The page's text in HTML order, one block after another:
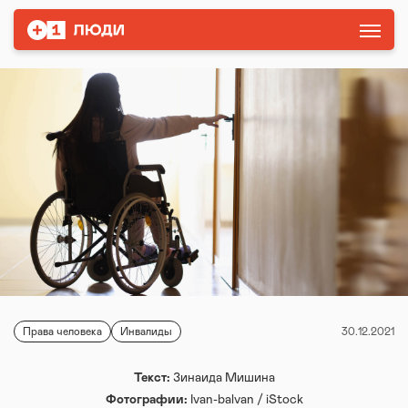
Права человека Инвалиды 30.12.2021
Текст: Зинаида Мишина
Фотографии: Ivan-balvan / iStock